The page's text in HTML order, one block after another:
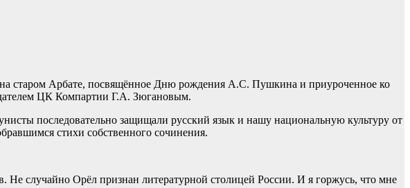
старом Арбате, посвящённое Дню рождения А.С. Пушкина и приуроченное ко
ЦК Компартии Г.А. Зюгановым.
последовательно защищали русский язык и нашу национальную культуру от
стихи собственного сочинения.
случайно Орёл признан литературной столицей России. И я горжусь, что мне